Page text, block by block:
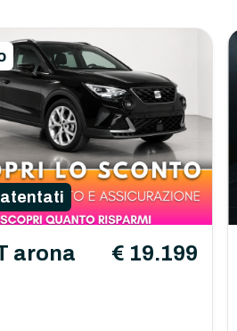
arona € 19.199